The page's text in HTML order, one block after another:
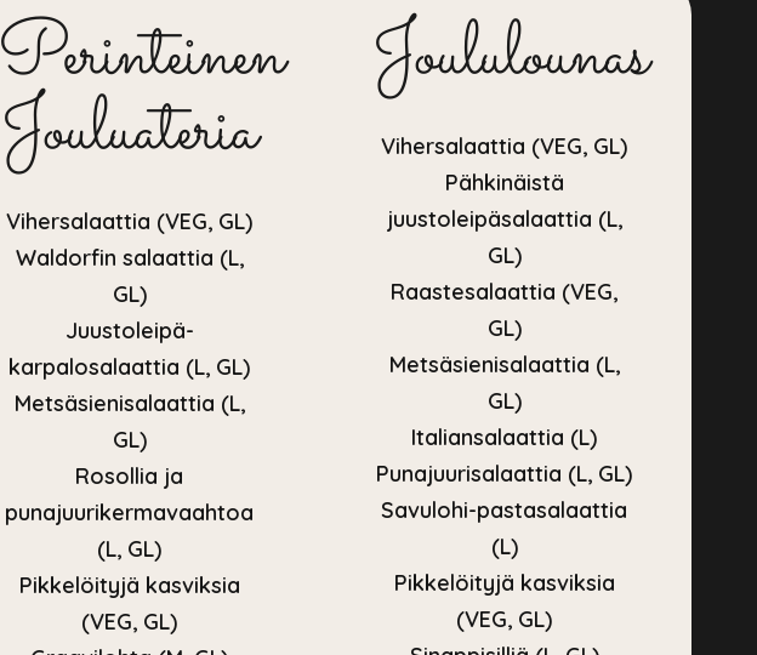
Perinteinen
Jouluateria
Vihersalaattia (VEG, GL)
Waldorfin salaattia (L,
GL)
Juustoleipä-
karpalosalaattia (L, GL)
Metsäsienisalaattia (L,
GL)
Rosollia ja
punajuurikermavaahtoa
(L, GL)
Pikkelöityjä kasviksia
(VEG, GL)
Joululounas
Vihersalaattia (VEG, GL)
Pähkinäistä
juustoleipäsalaattia (L,
GL)
Raastesalaattia (VEG,
GL)
Metsäsienisalaattia (L,
GL)
Italiansalaattia (L)
Punajuurisalaattia (L, GL)
Savulohi-pastasalaattia
(L)
Pikkelöityjä kasviksia
(VEG, GL)